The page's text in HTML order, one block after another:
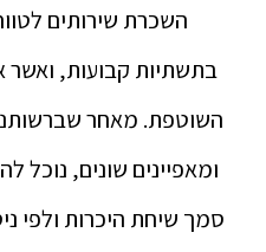
השכרת שירותים
בתשתיות קבועות, ואשר
השוטפת. מאחר שברשותנו
ומאפיינים שונים,
סמך שיחת היכרות ולפי